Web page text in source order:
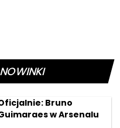
Bruno
w Arsenalu